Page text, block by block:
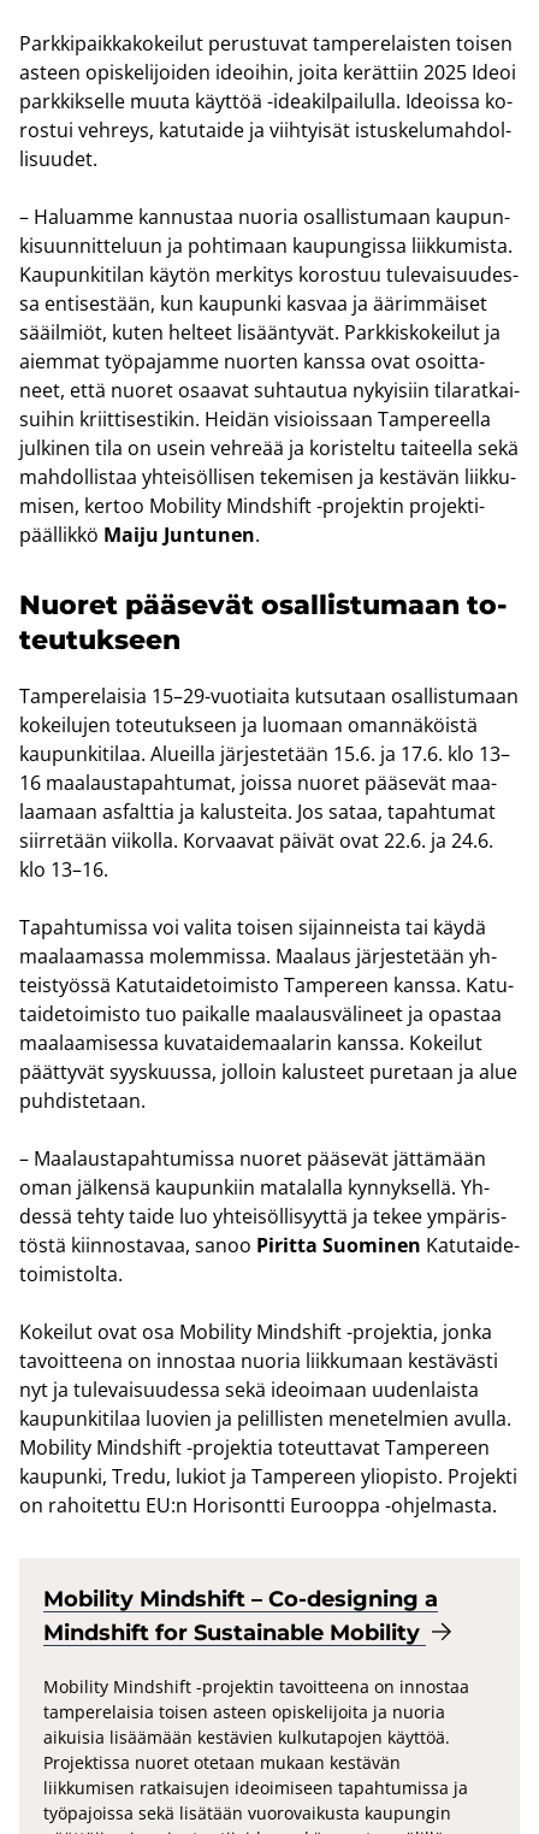
Park­ki­paik­ka­ko­kei­lut pe­rus­tu­vat tam­pe­re­lais­ten toi­sen
as­teen opis­ke­li­joi­den ideoi­hin, joita ke­rät­tiin 2025 Ideoi
park­kik­sel­le muuta käyt­töä -​ideakilpailulla. Ideois­sa ko­
ros­tui veh­reys, ka­tu­tai­de ja viih­tyi­sät is­tus­ke­lu­mah­dol­
li­suu­det.
– Ha­luam­me kan­nus­taa nuo­ria osal­lis­tu­maan kau­pun­
ki­suun­nit­te­luun ja poh­ti­maan kau­pun­gis­sa liik­ku­mis­ta.
Kau­pun­ki­ti­lan käy­tön mer­ki­tys ko­ros­tuu tu­le­vai­suu­des­
sa en­ti­ses­tään, kun kau­pun­ki kas­vaa ja ää­rim­mäi­set
sää­il­miöt, kuten hel­teet li­sään­ty­vät. Park­kis­ko­kei­lut ja
ai­em­mat työ­pa­jam­me nuor­ten kans­sa ovat osoit­ta­
neet, että nuo­ret osaa­vat suh­tau­tua ny­kyi­siin ti­la­rat­kai­
sui­hin kriit­ti­ses­ti­kin. Hei­dän vi­siois­saan Tam­pe­reel­la
jul­ki­nen tila on usein veh­re­ää ja ko­ris­tel­tu tai­teel­la sekä
mah­dol­lis­taa yh­tei­söl­li­sen te­ke­mi­sen ja kes­tä­vän liik­ku­
mi­sen, ker­too Mo­bi­li­ty Minds­hift -​projektin pro­jek­ti­
pääl­lik­kö Maiju Jun­tu­nen.
Nuo­ret pää­se­vät osal­lis­tu­maan to­
teu­tuk­seen
Tam­pe­re­lai­sia 15–29-​vuotiaita kut­su­taan osal­lis­tu­maan
ko­kei­lu­jen to­teu­tuk­seen ja luo­maan oman­nä­köis­tä
kau­pun­ki­ti­laa. Alueil­la jär­jes­te­tään 15.6. ja 17.6. klo 13–
16 maa­laus­ta­pah­tu­mat, jois­sa nuo­ret pää­se­vät maa­
laa­maan as­falt­tia ja ka­lus­tei­ta. Jos sataa, ta­pah­tu­mat
siir­re­tään vii­kol­la. Kor­vaa­vat päi­vät ovat 22.6. ja 24.6.
klo 13–16.
Ta­pah­tu­mis­sa voi va­li­ta toi­sen si­jain­neis­ta tai käydä
maa­laa­mas­sa mo­lem­mis­sa. Maa­laus jär­jes­te­tään yh­
teis­työs­sä Ka­tu­tai­de­toi­mis­to Tam­pe­reen kans­sa. Ka­tu­
tai­de­toi­mis­to tuo pai­kal­le maa­laus­vä­li­neet ja opas­taa
maa­laa­mi­ses­sa ku­va­tai­de­maa­la­rin kans­sa. Ko­kei­lut
päät­ty­vät syys­kuus­sa, jol­loin ka­lus­teet pu­re­taan ja alue
puh­dis­te­taan.
– Maa­laus­ta­pah­tu­mis­sa nuo­ret pää­se­vät jät­tä­mään
oman jäl­ken­sä kau­pun­kiin ma­ta­lal­la kyn­nyk­sel­lä. Yh­
des­sä tehty taide luo yh­tei­söl­li­syyt­tä ja tekee ym­pä­ris­
tös­tä kiin­nos­ta­vaa, sanoo Pi­rit­ta Suo­mi­nen Ka­tu­tai­de­
toi­mis­tol­ta.
Ko­kei­lut ovat osa Mo­bi­li­ty Minds­hift -​projektia, jonka
ta­voit­tee­na on in­nos­taa nuo­ria liik­ku­maan kes­tä­väs­ti
nyt ja tu­le­vai­suu­des­sa sekä ideoi­maan uu­den­lais­ta
kau­pun­ki­ti­laa luo­vien ja pe­lil­lis­ten me­ne­tel­mien avul­la.
Mo­bi­li­ty Minds­hift -​projektia to­teut­ta­vat Tam­pe­reen
kau­pun­ki, Tredu, lu­kiot ja Tam­pe­reen yli­opis­to. Pro­jek­ti
on ra­hoi­tet­tu EU:n Ho­ri­sont­ti Eu­roop­pa -​ohjelmasta.
Mo­bi­li­ty Minds­hift – Co-​designing a
Minds­hift for Sus­tai­nable Mo­bi­li­ty
Mobility Mindshift -projektin tavoitteena on innostaa
tamperelaisia toisen asteen opiskelijoita ja nuoria
aikuisia lisäämään kestävien kulkutapojen käyttöä.
Projektissa nuoret otetaan mukaan kestävän
liikkumisen ratkaisujen ideoimiseen tapahtumissa ja
työpajoissa sekä lisätään vuorovaikusta kaupungin